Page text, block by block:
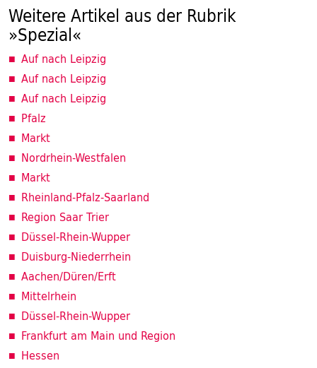
Weitere Artikel aus der Rubrik
»Spezial«
Auf nach Leipzig
Auf nach Leipzig
Auf nach Leipzig
Pfalz
Markt
Nordrhein-Westfalen
Markt
Rheinland-Pfalz-Saarland
Region Saar Trier
Düssel-Rhein-Wupper
Duisburg-Niederrhein
Aachen/Düren/Erft
Mittelrhein
Düssel-Rhein-Wupper
Frankfurt am Main und Region
Hessen